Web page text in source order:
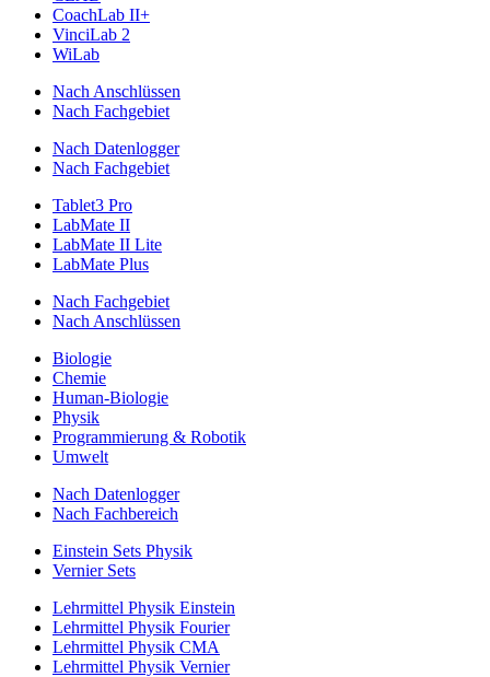
CoachLab II+
VinciLab 2
WiLab
Nach Anschlüssen
Nach Fachgebiet
Nach Datenlogger
Nach Fachgebiet
Tablet3 Pro
LabMate II
LabMate II Lite
LabMate Plus
Nach Fachgebiet
Nach Anschlüssen
Biologie
Chemie
Human-Biologie
Physik
Programmierung & Robotik
Umwelt
Nach Datenlogger
Nach Fachbereich
Einstein Sets Physik
Vernier Sets
Lehrmittel Physik Einstein
Lehrmittel Physik Fourier
Lehrmittel Physik CMA
Lehrmittel Physik Vernier